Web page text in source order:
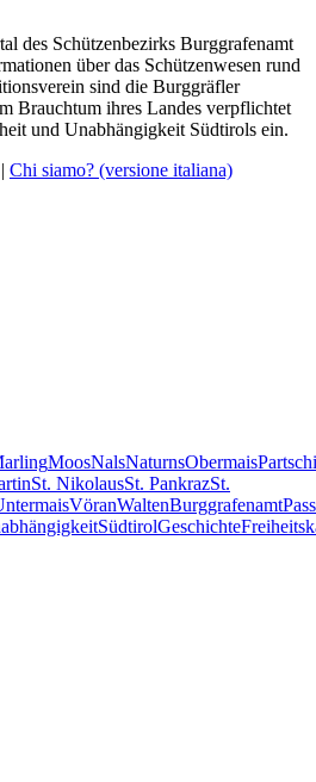
des Schützenbezirks Burggrafenamt
über das Schützenwesen rund
sind die Burggräfler
Brauchtum ihres Landes verpflichtet
und Unabhängigkeit Südtirols ein.
| Chi siamo? (versione italiana)
MoosNalsNaturnsObermais
St. NikolausSt. PankrazSt.
VöranWaltenBurggrafenamt
SüdtirolGeschichte